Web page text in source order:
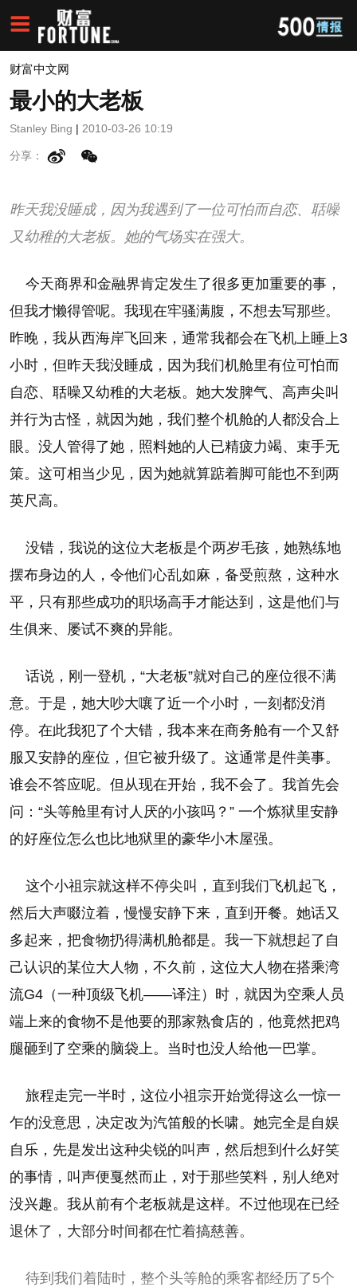
财富中文网
最小的大老板
Stanley Bing | 2010-03-26 10:19
分享：
昨天我没睡成，因为我遇到了一位可怕而自恋、聒噪
又幼稚的大老板。她的气场实在强大。
今天商界和金融界肯定发生了很多更加重要的事，
但我才懒得管呢。我现在牢骚满腹，不想去写那些。
昨晚，我从西海岸飞回来，通常我都会在飞机上睡上3
小时，但昨天我没睡成，因为我们机舱里有位可怕而
自恋、聒噪又幼稚的大老板。她大发脾气、高声尖叫
并行为古怪，就因为她，我们整个机舱的人都没合上
眼。没人管得了她，照料她的人已精疲力竭、束手无
策。这可相当少见，因为她就算踮着脚可能也不到两
英尺高。
没错，我说的这位大老板是个两岁毛孩，她熟练地
摆布身边的人，令他们心乱如麻，备受煎熬，这种水
平，只有那些成功的职场高手才能达到，这是他们与
生俱来、屡试不爽的异能。
话说，刚一登机，“大老板”就对自己的座位很不满
意。于是，她大吵大嚷了近一个小时，一刻都没消
停。在此我犯了个大错，我本来在商务舱有一个又舒
服又安静的座位，但它被升级了。这通常是件美事。
谁会不答应呢。但从现在开始，我不会了。我首先会
问：“头等舱里有讨人厌的小孩吗？” 一个炼狱里安静
的好座位怎么也比地狱里的豪华小木屋强。
这个小祖宗就这样不停尖叫，直到我们飞机起飞，
然后大声啜泣着，慢慢安静下来，直到开餐。她话又
多起来，把食物扔得满机舱都是。我一下就想起了自
己认识的某位大人物，不久前，这位大人物在搭乘湾
流G4（一种顶级飞机——译注）时，就因为空乘人员
端上来的食物不是他要的那家熟食店的，他竟然把鸡
腿砸到了空乘的脑袋上。当时也没人给他一巴掌。
旅程走完一半时，这位小祖宗开始觉得这么一惊一
乍的没意思，决定改为汽笛般的长啸。她完全是自娱
自乐，先是发出这种尖锐的叫声，然后想到什么好笑
的事情，叫声便戛然而止，对于那些笑料，别人绝对
没兴趣。我从前有个老板就是这样。不过他现在已经
退休了，大部分时间都在忙着搞慈善。
待到我们着陆时，整个头等舱的乘客都经历了5个